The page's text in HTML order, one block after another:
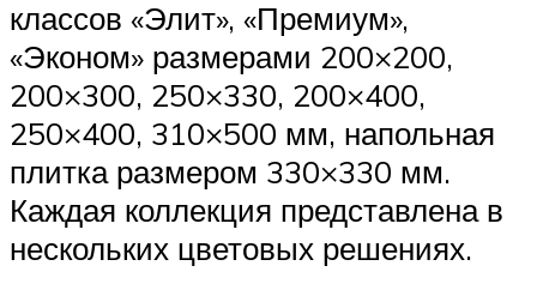
классов «Элит», «Премиум»,
«Эконом» размерами 200×200,
200×300, 250×330, 200×400,
250×400, 310×500 мм, напольная
плитка размером 330×330 мм.
Каждая коллекция представлена в
нескольких цветовых решениях.